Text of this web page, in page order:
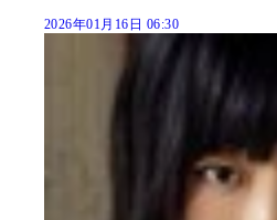
2026年01月16日 06:30